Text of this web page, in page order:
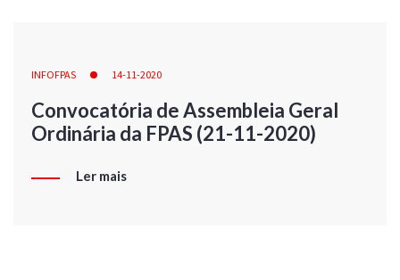
INFOFPAS 14-11-2020
Convocatória de Assembleia Geral
Ordinária da FPAS (21-11-2020)
Ler mais